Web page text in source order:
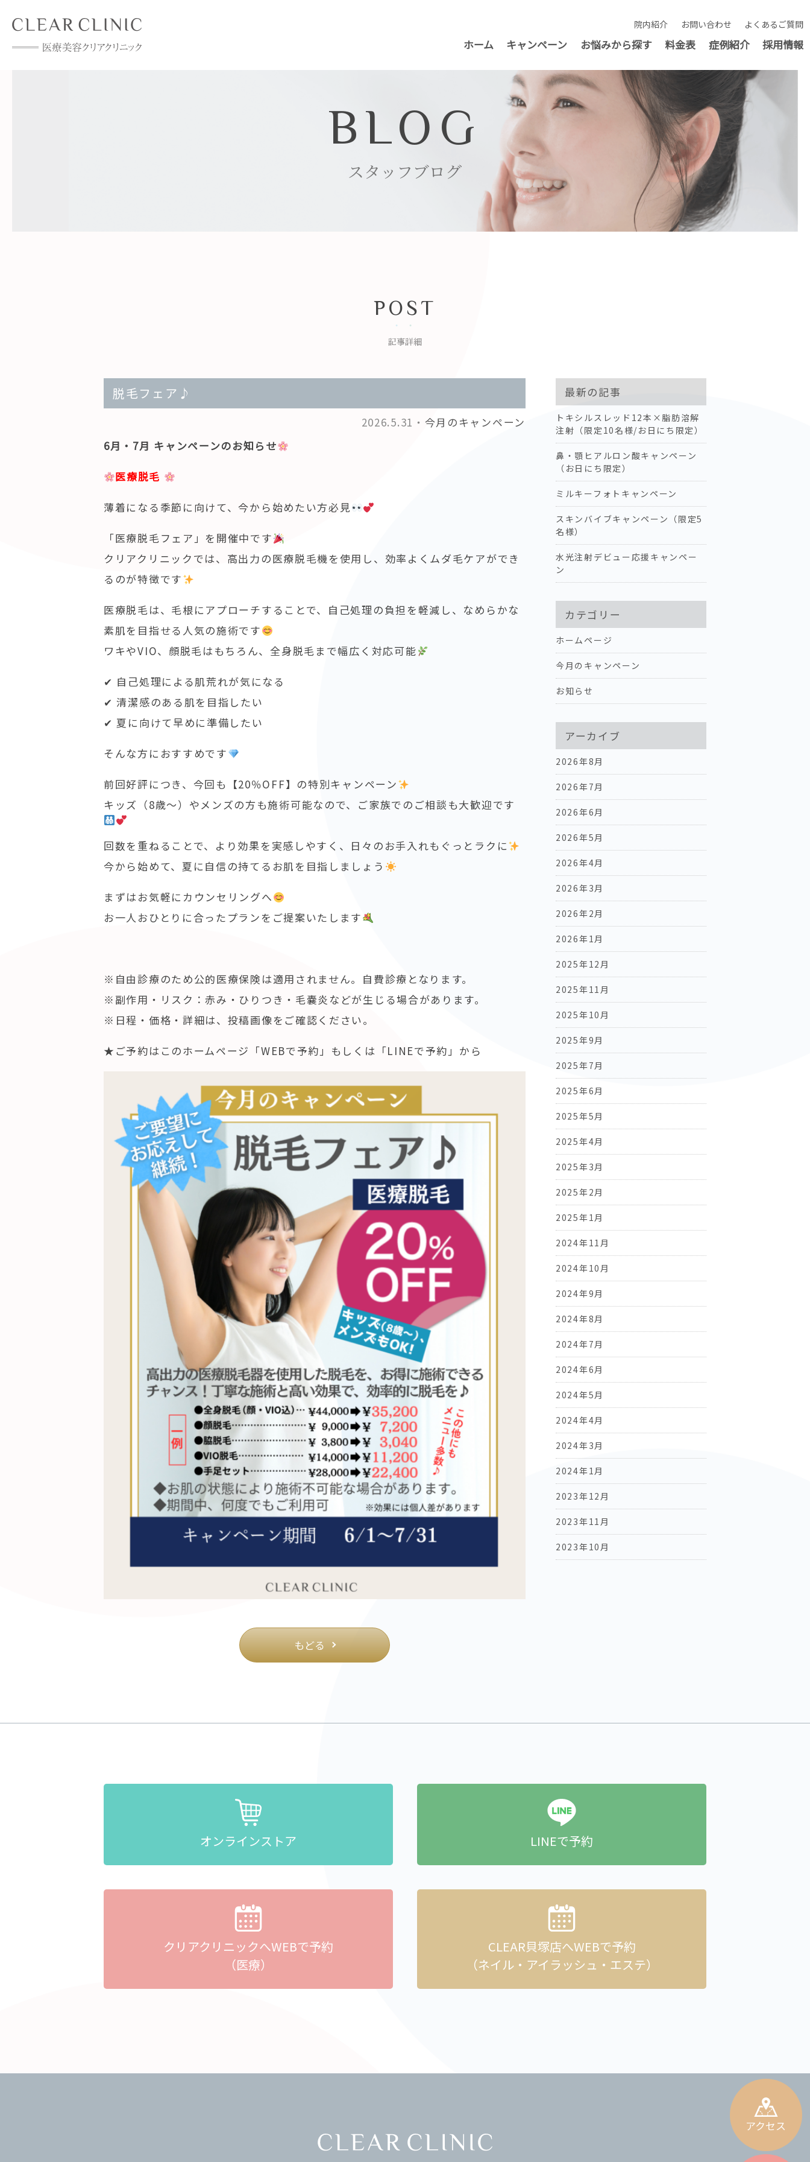
院内紹介 お問い合わせ よくあるご質問
ホーム キャンペーン お悩みから探す 料金表 症例紹介 採用情報
アクセス
BLOG
スタッフブログ
POST
記事詳細
脱毛フェア♪
2026.5.31・ 今月のキャンペーン
6月・7月 キャンペーンのお知らせ
医療脱毛
薄着になる季節に向けて、今から始めたい方必見
「医療脱毛フェア」を開催中です
クリアクリニックでは、高出力の医療脱毛機を使用し、効率よくムダ毛ケアができ
るのが特徴です
医療脱毛は、毛根にアプローチすることで、自己処理の負担を軽減し、なめらかな
素肌を目指せる人気の施術です
ワキやVIO、顔脱毛はもちろん、全身脱毛まで幅広く対応可能
✔ 自己処理による肌荒れが気になる
✔ 清潔感のある肌を目指したい
✔ 夏に向けて早めに準備したい
そんな方におすすめです
前回好評につき、今回も【20％OFF】の特別キャンペーン
キッズ（8歳〜）やメンズの方も施術可能なので、ご家族でのご相談も大歓迎です
回数を重ねることで、より効果を実感しやすく、日々のお手入れもぐっとラクに
今から始めて、夏に自信の持てるお肌を目指しましょう
まずはお気軽にカウンセリングへ
お一人おひとりに合ったプランをご提案いたします
※自由診療のため公的医療保険は適用されません。自費診療となります。
※副作用・リスク：赤み・ひりつき・毛嚢炎などが生じる場合があります。
※日程・価格・詳細は、投稿画像をご確認ください。
★ご予約はこのホームページ「WEBで予約」もしくは「LINEで予約」から
もどる
最新の記事
トキシルスレッド12本×脂肪溶解
注射（限定10名様/お日にち限定）
鼻・顎ヒアルロン酸キャンペーン
（お日にち限定）
ミルキーフォトキャンペーン
スキンバイブキャンペーン（限定5
名様）
水光注射デビュー応援キャンペー
ン
カテゴリー
ホームページ
今月のキャンペーン
お知らせ
アーカイブ
2026年8月
2026年7月
2026年6月
2026年5月
2026年4月
2026年3月
2026年2月
2026年1月
2025年12月
2025年11月
2025年10月
2025年9月
2025年7月
2025年6月
2025年5月
2025年4月
2025年3月
2025年2月
2025年1月
2024年11月
2024年10月
2024年9月
2024年8月
2024年7月
2024年6月
2024年5月
2024年4月
2024年3月
2024年1月
2023年12月
2023年11月
2023年10月
オンラインストア LINEで予約
クリアクリニックへWEBで予約
（医療）
CLEAR貝塚店へWEBで予約
（ネイル・アイラッシュ・エステ）